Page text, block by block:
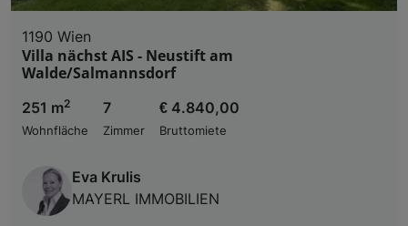
1190 Wien
Villa nächst AIS - Neustift am
Walde/Salmannsdorf
251 m2
Wohnfläche
7
Zimmer
€ 4.840,00
Bruttomiete
Eva Krulis
MAYERL IMMOBILIEN